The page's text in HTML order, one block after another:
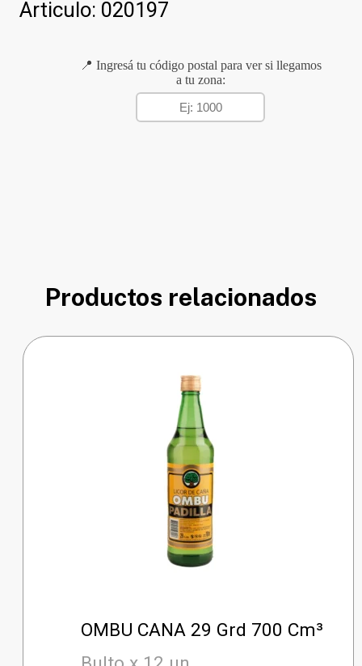
Articulo: 020197
📍 Ingresá tu código postal para ver si llegamos
a tu zona:
Productos relacionados
OMBU CANA 29 Grd 700 Cm³